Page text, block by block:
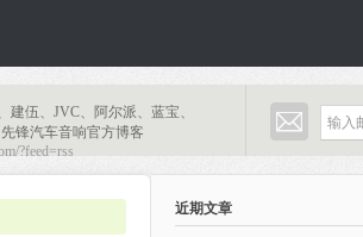
建伍、JVC、阿尔派、蓝宝、
锋汽车音响官方博客
?feed=rss
近期文章